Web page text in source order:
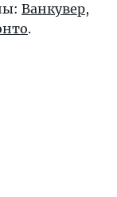
Ванкувер,
.